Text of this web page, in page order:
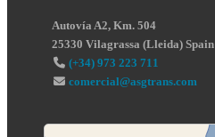
Autovía A2, Km. 504
25330 Vilagrassa (Lleida) Spain
(+34) 973 223 711
comercial@asgtrans.com